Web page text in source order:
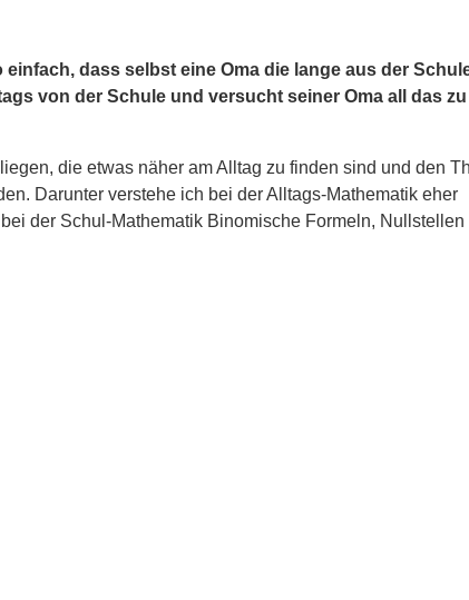
dass selbst eine Oma die lange aus der
von der Schule und versucht seiner Oma all das zu
die etwas näher am Alltag zu finden sind und den
Darunter verstehe ich bei der Alltags-Mathematik eher
der Schul-Mathematik Binomische Formeln, Nullstellen